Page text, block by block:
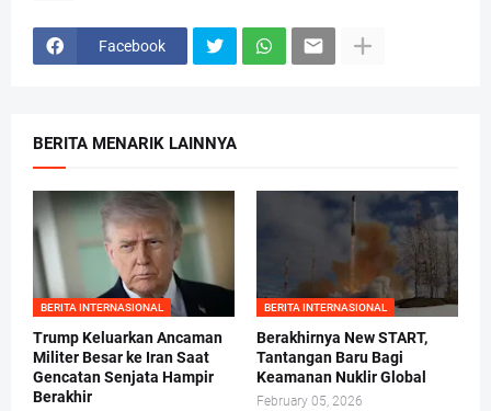
Facebook
BERITA MENARIK LAINNYA
BERITA INTERNASIONAL
Trump Keluarkan Ancaman
Militer Besar ke Iran Saat
Gencatan Senjata Hampir
Berakhir
BERITA INTERNASIONAL
Berakhirnya New START,
Tantangan Baru Bagi
Keamanan Nuklir Global
February 05, 2026